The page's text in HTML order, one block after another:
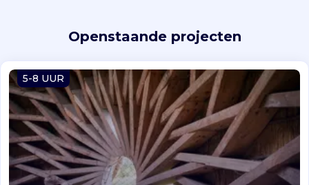
Openstaande projecten
5-8 UUR